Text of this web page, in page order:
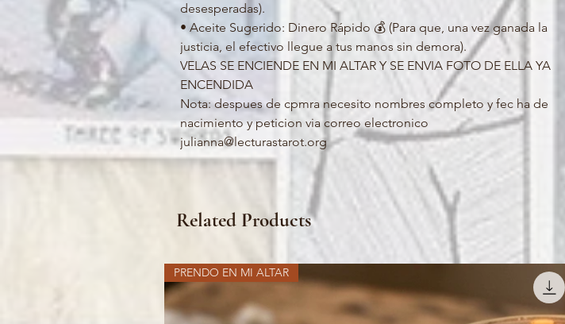
desesperadas).
• Aceite Sugerido: Dinero Rápido 💰 (Para que, una vez ganada la
justicia, el efectivo llegue a tus manos sin demora).
VELAS SE ENCIENDE EN MI ALTAR Y SE ENVIA FOTO DE ELLA YA
ENCENDIDA
Nota: despues de cpmra necesito nombres completo y fec ha de
nacimiento y peticion via correo electronico
julianna@lecturastarot.org
Related Products
PRENDO EN MI ALTAR